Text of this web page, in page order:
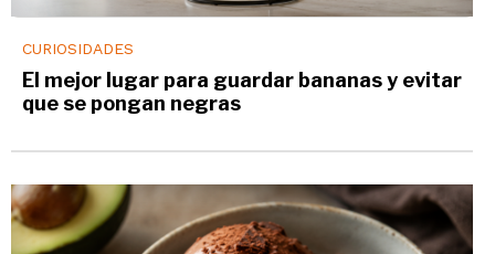
CURIOSIDADES
El mejor lugar para guardar bananas y evitar
que se pongan negras